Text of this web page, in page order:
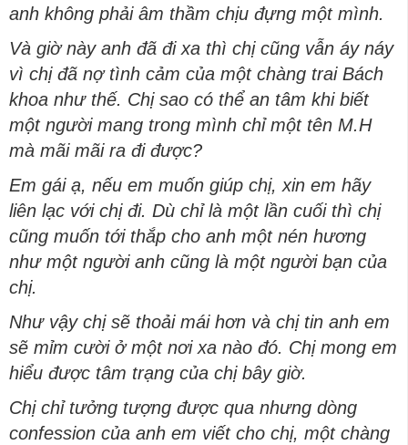
anh không phải âm thầm chịu đựng một mình.
Và giờ này anh đã đi xa thì chị cũng vẫn áy náy
vì chị đã nợ tình cảm của một chàng trai Bách
khoa như thế. Chị sao có thể an tâm khi biết
một người mang trong mình chỉ một tên M.H
mà mãi mãi ra đi được?
Em gái ạ, nếu em muốn giúp chị, xin em hãy
liên lạc với chị đi. Dù chỉ là một lần cuối thì chị
cũng muốn tới thắp cho anh một nén hương
như một người anh cũng là một người bạn của
chị.
Như vậy chị sẽ thoải mái hơn và chị tin anh em
sẽ mỉm cười ở một nơi xa nào đó. Chị mong em
hiểu được tâm trạng của chị bây giờ.
Chị chỉ tưởng tượng được qua nhưng dòng
confession của anh em viết cho chị, một chàng